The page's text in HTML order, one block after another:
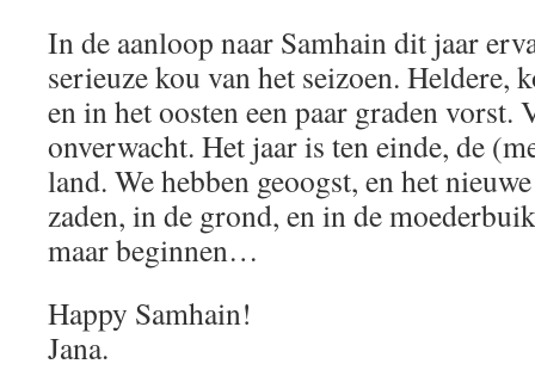
In de aanloop naar Samhain dit jaar
serieuze kou van het seizoen. Heldere,
en in het oosten een paar graden vorst.
onverwacht. Het jaar is ten einde, de
land. We hebben geoogst, en het
zaden, in de grond, en in de
maar beginnen…
Happy Samhain!
Jana.